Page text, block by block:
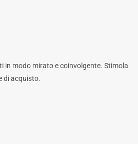
in modo mirato e coinvolgente. Stimola
di acquisto.